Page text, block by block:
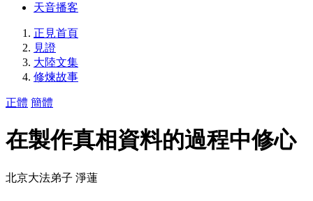
天音播客
正見首頁
見證
大陸文集
修煉故事
正體 簡體
在製作真相資料的過程中修心
北京大法弟子 淨蓮